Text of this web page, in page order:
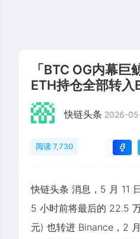
「BTC OG内幕
ETH持仓全部转
快链头条 2026-
阅读 7,730
快链头条 消息，5 月 11
5 小时前将最后的 22.5
元) 也转进 Binance，2